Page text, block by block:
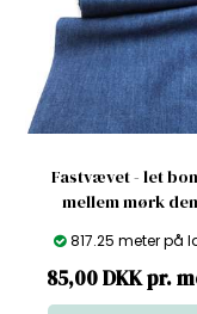
Fastvævet - let
mellem mørk
817.25 meter på
85,00 DKK pr.